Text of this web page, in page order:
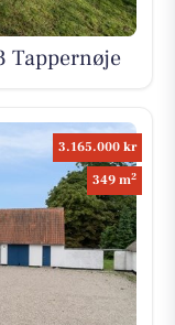
Tappernøje
3.165.000 kr
349 m2